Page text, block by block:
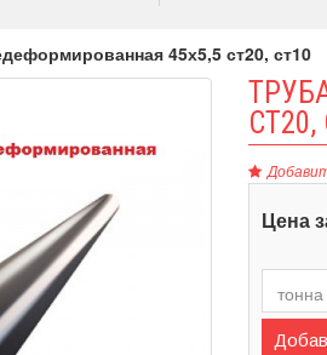
45х5,5 ст20, ст10
СТ20,
Цена